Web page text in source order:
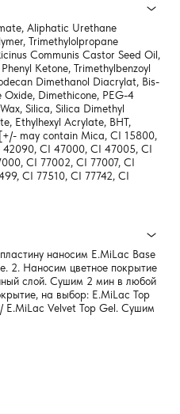
Aliphatic Urethane
Trimethylolpropane
Communis Castor Seed Oil,
Ketone, Trimethylbenzoyl
Dimethanol Diacrylat, Bis-
Oxide, Dimethicone, PEG-4
Silica, Silica Dimethyl
Ethylhexyl Acrylate, BHT,
may contain Mica, CI 15800,
42090, CI 47000, CI 47005, CI
CI 77002, CI 77007, CI
CI 77510, CI 77742, CI
наносим E.MiLac Base
2. Наносим цветное покрытие
слой. Сушим 2 мин в любой
на выбор: E.MiLac Top
E.MiLac Velvet Top Gel. Сушим